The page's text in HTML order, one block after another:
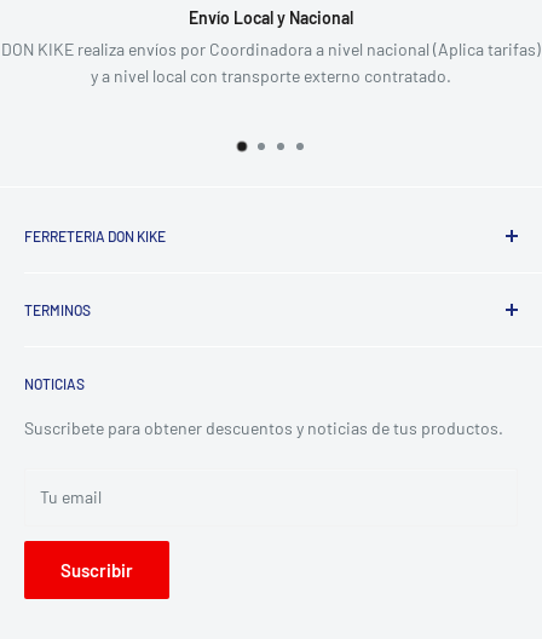
Envío Local y Nacional
DON KIKE realiza envíos por Coordinadora a nivel nacional (Aplica tarifas)
y a nivel local con transporte externo contratado.
FERRETERIA DON KIKE
productos para la construccion y ferreteria, ofreciendo
nuestros clientes.
TERMINOS
Politica de reembolso
Politica de privacidad
NOTICIAS
Suscribete para obtener descuentos y noticias de tus productos.
Tu email
Suscribir